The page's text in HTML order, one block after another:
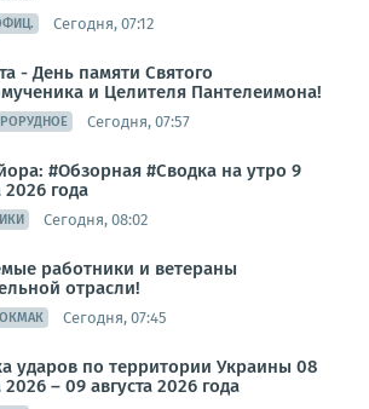
Сегодня, 07:12
- День памяти Святого
и Целителя Пантелеимона!
Сегодня, 07:57
#Обзорная #Сводка на утро 9
2026 года
Сегодня, 08:02
работники и ветераны
отрасли!
Сегодня, 07:45
ударов по территории Украины 08
2026 – 09 августа 2026 года